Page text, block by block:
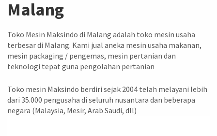
Malang
Toko Mesin Maksindo di Malang adalah toko mesin usaha
terbesar di Malang. Kami jual aneka mesin usaha makanan,
mesin packaging / pengemas, mesin pertanian dan
teknologi tepat guna pengolahan pertanian
Toko mesin Maksindo berdiri sejak 2004 telah melayani lebih
dari 35.000 pengusaha di seluruh nusantara dan beberapa
negara (Malaysia, Mesir, Arab Saudi, dll)